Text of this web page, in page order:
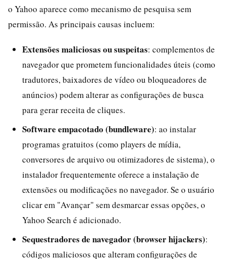
o Yahoo aparece como mecanismo de pesquisa sem
permissão. As principais causas incluem:
Extensões maliciosas ou suspeitas: complementos de
navegador que prometem funcionalidades úteis (como
tradutores, baixadores de vídeo ou bloqueadores de
anúncios) podem alterar as configurações de busca
para gerar receita de cliques.
Software empacotado (bundleware): ao instalar
programas gratuitos (como players de mídia,
conversores de arquivo ou otimizadores de sistema), o
instalador frequentemente oferece a instalação de
extensões ou modificações no navegador. Se o usuário
clicar em "Avançar" sem desmarcar essas opções, o
Yahoo Search é adicionado.
Sequestradores de navegador (browser hijackers):
códigos maliciosos que alteram configurações de